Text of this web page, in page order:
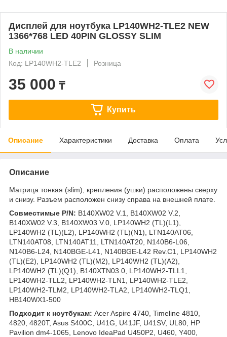
Дисплей для ноутбука LP140WH2-TLE2 NEW
1366*768 LED 40PIN GLOSSY SLIM
В наличии
Код: LP140WH2-TLE2
Розница
35 000 ₸
Купить
Описание Характеристики Доставка Оплата
Описание
Матрица тонкая (slim), крепления (ушки) расположены сверху
и снизу. Разъем расположен снизу справа на внешней плате.
Совместимые P/N: B140XW02 V.1, B140XW02 V.2,
B140XW02 V.3, B140XW03 V.0, LP140WH2 (TL)(L1),
LP140WH2 (TL)(L2), LP140WH2 (TL)(N1), LTN140AT06,
LTN140AT08, LTN140AT11, LTN140AT20, N140B6-L06,
N140B6-L24, N140BGE-L41, N140BGE-L42 Rev.C1, LP140WH2
(TL)(E2), LP140WH2 (TL)(M2), LP140WH2 (TL)(A2),
LP140WH2 (TL)(Q1), B140XTN03.0, LP140WH2-TLL1,
LP140WH2-TLL2, LP140WH2-TLN1, LP140WH2-TLE2,
LP140WH2-TLM2, LP140WH2-TLA2, LP140WH2-TLQ1,
HB140WX1-500
Подходит к ноутбукам: Acer Aspire 4740, Timeline 4810,
4820, 4820T, Asus S400C, U41G, U41JF, U41SV, UL80, HP
Pavilion dm4-1065, Lenovo IdeaPad U450P2, U460, Y400,